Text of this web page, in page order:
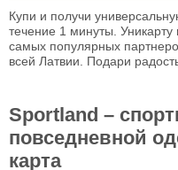
Купи и получи
течение 1 минуты.
самых популярных
всей Латвии. Подари
Sportland –
повседневной
карта